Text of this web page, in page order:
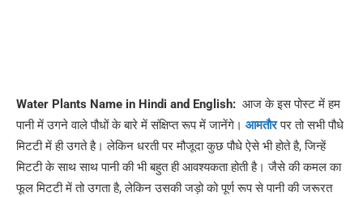
Water Plants Name in Hindi and English: आज के इस पोस्ट में हम
पानी में उगने वाले पौधों के बारे में संक्षिप्त रूप में जानेंगे। आमताैर पर तो सभी पौधे
मिटटी में ही उगते है। लेकिन धरती पर मौजूदा कुछ पौधे ऐसे भी होते है, जिन्हें
मिटटी के साथ साथ पानी की भी बहुत ही आवश्यकता होती है। जैसे की कमल का
फूल मिटटी में तो उगता है, लेकिन उसकी जड़ो को पूर्ण रूप से पानी की जरूरत